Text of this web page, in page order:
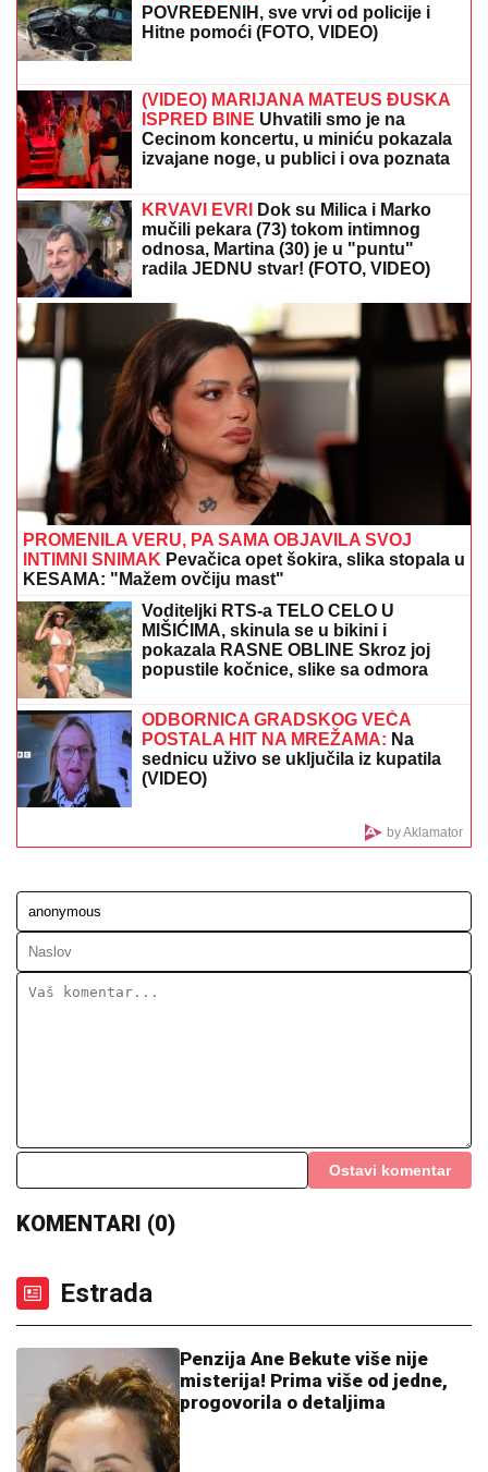
(FOTO) TORTA U OBLIKU SRCA, LATICE PO PODU
Dragan Stanković pokazao kako slavi rođendan nove
verenice, već žive zajedno, odao ih jedan detalj
RASKINULI TEODORA I BEBICA
Ostavila ga nakon izlaska iz Elite 9 i
uzela sve stvari: Ovo su detalji
PREOKRET U MAĐARSKOJ:
povukao ključan potez - Andraš Baka
prihvatio nominaciju za predsednika
(FOTO) ANA DIVAC POKAZALA RODNI KRAJ
Emotivna objava raznežila mnoge, društvo joj pravi
Vlade - Nestvarni prizori ostavljaju bez daha:
"Povratak korenima"
Pokazala šta radi posle raskida sa
Markom: Odavde NE IZLAZI, promene
(VIDEO) MARIJANA MATEUS ĐUSKA
ISPRED BINEUhvatili smo je na
izvajane noge, u publici i ova poznata
pevačica uživa sa mužem
KRVAVI EVRIDok su Milica i Marko
mučili pekara (73) tokom intimnog
odnosa, Martina (30) je u "puntu"